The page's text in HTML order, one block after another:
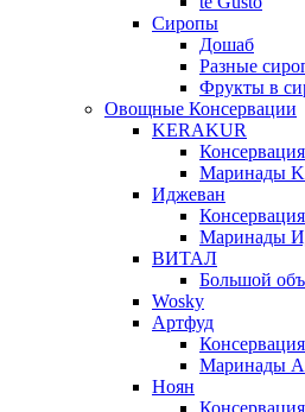
Сиропы
Дошаб
Разные
Фрукты в
Овощные Консервации
KERAKUR
Маринады
Иджеван
Маринады
ВИТАЛ
Большой
Wosky
Артфуд
Маринады
Ноян